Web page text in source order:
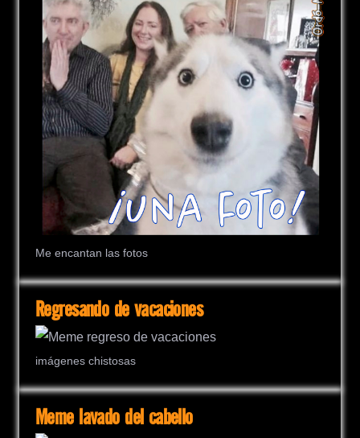
Me encantan las fotos
Regresando de vacaciones
imágenes chistosas
Meme lavado del cabello